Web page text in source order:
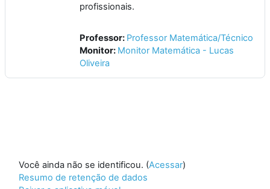
profissionais.
Professor: Professor Matemática/Técnico
Monitor: Monitor Matemática - Lucas
Oliveira
Você ainda não se identificou. (Acessar)
Resumo de retenção de dados